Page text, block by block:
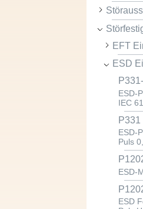
EFT
ESD
ESD-
IEC
ESD-
Puls
ESD-
ESD